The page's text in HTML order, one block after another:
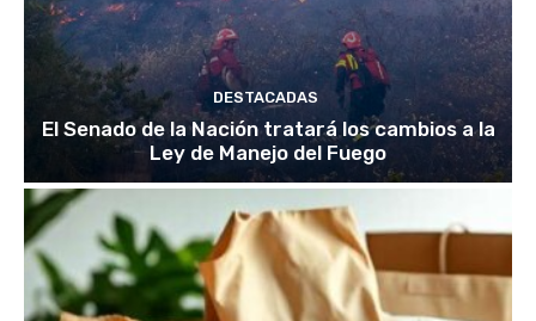
DESTACADAS
El Senado de la Nación tratará los cambios a la
Ley de Manejo del Fuego